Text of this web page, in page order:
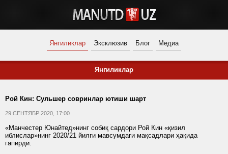
Янгиликлар Эксклюзив Блог Медиа
Янгиликлар
Рой Кин: Сульшер совринлар ютиши шарт
29 СЕНТЯБР 2020, 17:00
«Манчестер Юнайтед»нинг собиқ сардори Рой Кин «қизил
иблислар»нинг 2020/21 йилги мавсумдаги мақсадлари ҳақида
гапирди.